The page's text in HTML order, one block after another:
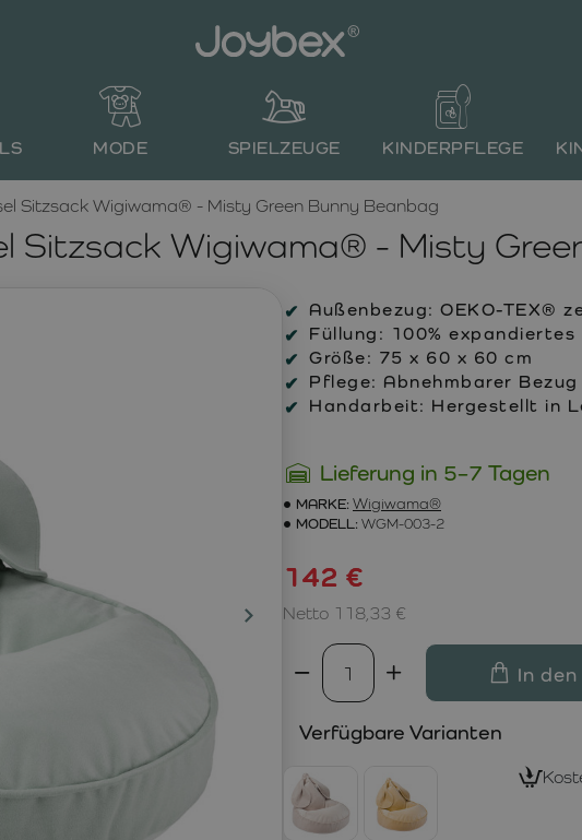
MODE SPIELZEUGE KINDERPFLEGE
Sitzsack Wigiwama® - Misty
Sitzsack Wigiwama® - Misty Green Bunny Beanbag
Außenbezug: OEKO-TEX®
Füllung: 100%
Größe: 75 x 60 x 60 cm
Pflege: Abnehmbarer
Handarbeit: Hergestellt in
Lieferung in 5–7 Tagen
MARKE: Wigiwama®
MODELL: WGM-003-2
142 €
Netto 118,33 €
In
Verfügbare Varianten